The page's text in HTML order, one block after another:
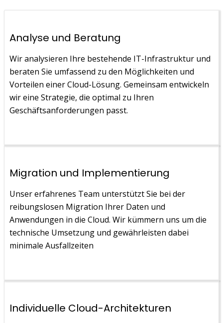
Analyse und Beratung
Wir analysieren Ihre bestehende IT-Infrastruktur und
beraten Sie umfassend zu den Möglichkeiten und
Vorteilen einer Cloud-Lösung. Gemeinsam entwickeln
wir eine Strategie, die optimal zu Ihren
Geschäftsanforderungen passt.
Migration und Implementierung
Unser erfahrenes Team unterstützt Sie bei der
reibungslosen Migration Ihrer Daten und
Anwendungen in die Cloud. Wir kümmern uns um die
technische Umsetzung und gewährleisten dabei
minimale Ausfallzeiten
Individuelle Cloud-Architekturen